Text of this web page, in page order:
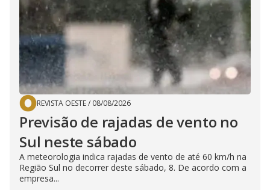
REVISTA OESTE/ 08/08/2026
Previsão de rajadas de vento no
Sul neste sábado
A meteorologia indica rajadas de vento de até 60 km/h na
Região Sul no decorrer deste sábado, 8. De acordo com a
empresa...